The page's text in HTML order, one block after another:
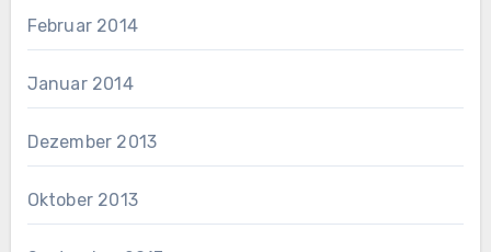
Februar 2014
Januar 2014
Dezember 2013
Oktober 2013